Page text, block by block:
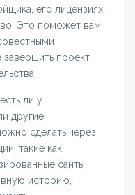
его лицензиях
Это поможет вам
проект
ли у
другие
сделать через
такие как
сайты.
историю,